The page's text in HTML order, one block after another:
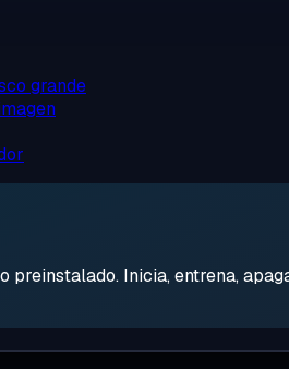
grande
Inicia, entrena,